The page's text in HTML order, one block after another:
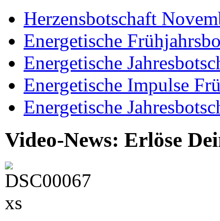
Herzensbotschaft
Energetische
Energetische
Energetische Impulse
Energetische
Video-News: Erlöse